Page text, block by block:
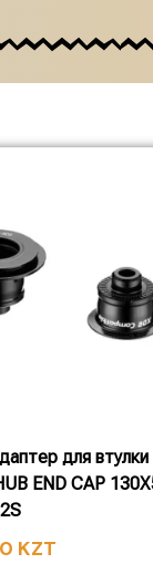
для втулки
END CAP
KZT